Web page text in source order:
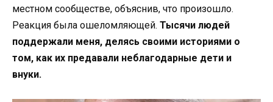
местном сообществе, объяснив, что произошло.
Реакция была ошеломляющей. Тысячи людей
поддержали меня, делясь своими историями о
том, как их предавали неблагодарные дети и
внуки.